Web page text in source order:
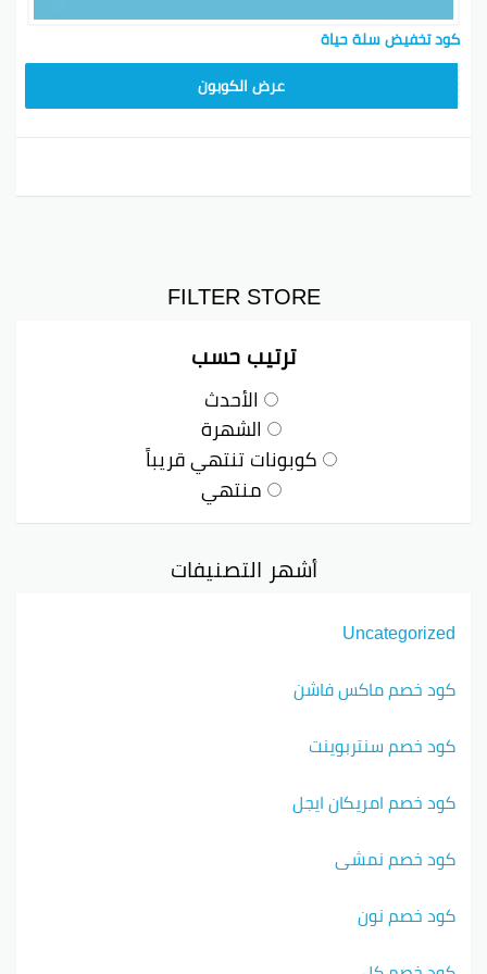
كود تخفيض سلة حياة
عرض الكوبون
FILTER STORE
ترتيب حسب
الأحدث
الشهرة
كوبونات تنتهي قريباً
منتهي
أشهر التصنيفات
Uncategorized
كود خصم ماكس فاشن
كود خصم سنتربوينت
كود خصم امريكان ايجل
كود خصم نمشي
كود خصم نون